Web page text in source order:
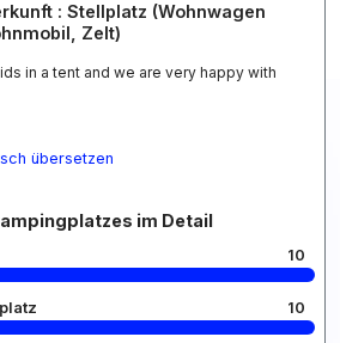
: Stellplatz (Wohnwagen
Zelt)
in a tent and we are very happy with
übersetzen
im Detail
10
10